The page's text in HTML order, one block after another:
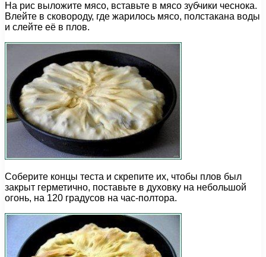
На рис выложите мясо, вставьте в мясо зубчики чеснока.
Влейте в сковороду, где жарилось мясо, полстакана воды
и слейте её в плов.
Соберите концы теста и скрепите их, чтобы плов был
закрыт герметично, поставьте в духовку на небольшой
огонь, на 120 градусов на час-полтора.